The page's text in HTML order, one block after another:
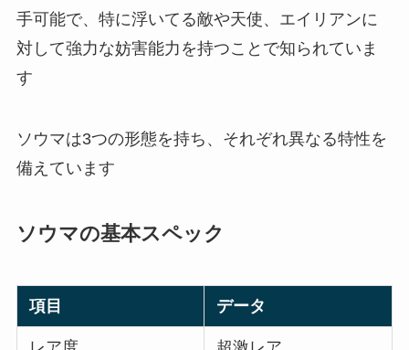
手可能で、特に浮いてる敵や天使、エイリアンに
対して強力な妨害能力を持つことで知られていま
す
ソウマは3つの形態を持ち、それぞれ異なる特性を
備えています
ソウマの基本スペック
項目 データ